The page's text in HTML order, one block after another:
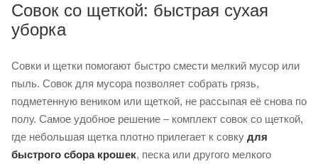
Совок со щеткой: быстрая сухая
уборка
Совки и щетки помогают быстро смести мелкий мусор или
пыль. Совок для мусора позволяет собрать грязь,
подметенную веником или щеткой, не рассыпая её снова по
полу. Самое удобное решение – комплект совок со щеткой,
где небольшая щетка плотно прилегает к совку для
быстрого сбора крошек, песка или другого мелкого